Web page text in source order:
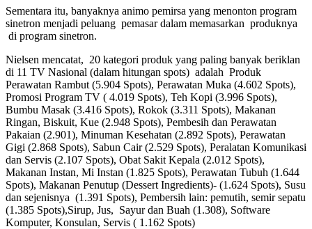
Sementara itu, banyaknya animo pemirsa yang menonton program
sinetron menjadi peluang pemasar dalam memasarkan produknya
di program sinetron.
Nielsen mencatat, 20 kategori produk yang paling banyak beriklan
di 11 TV Nasional (dalam hitungan spots) adalah Produk
Perawatan Rambut (5.904 Spots), Perawatan Muka (4.602 Spots),
Promosi Program TV ( 4.019 Spots), Teh Kopi (3.996 Spots),
Bumbu Masak (3.416 Spots), Rokok (3.311 Spots), Makanan
Ringan, Biskuit, Kue (2.948 Spots), Pembesih dan Perawatan
Pakaian (2.901), Minuman Kesehatan (2.892 Spots), Perawatan
Gigi (2.868 Spots), Sabun Cair (2.529 Spots), Peralatan Komunikasi
dan Servis (2.107 Spots), Obat Sakit Kepala (2.012 Spots),
Makanan Instan, Mi Instan (1.825 Spots), Perawatan Tubuh (1.644
Spots), Makanan Penutup (Dessert Ingredients)- (1.624 Spots), Susu
dan sejenisnya (1.391 Spots), Pembersih lain: pemutih, semir sepatu
(1.385 Spots),Sirup, Jus, Sayur dan Buah (1.308), Software
Komputer, Konsulan, Servis ( 1.162 Spots)